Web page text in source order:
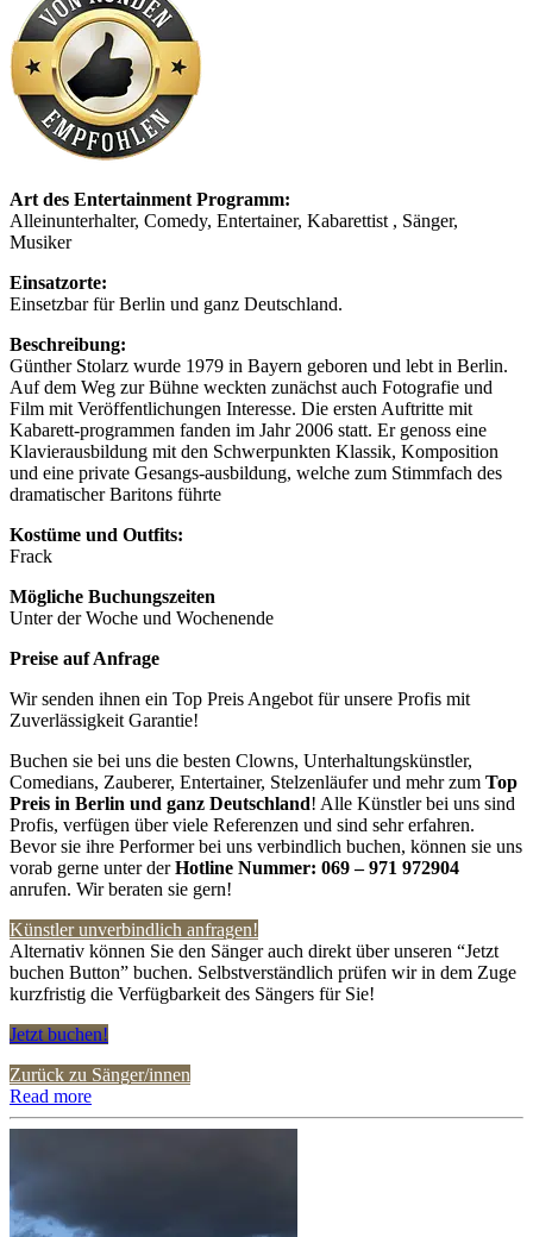
Art des Entertainment Programm:
Alleinunterhalter, Comedy, Entertainer, Kabarettist , Sänger,
Musiker
Einsatzorte:
Einsetzbar für Berlin und ganz Deutschland.
Beschreibung:
Günther Stolarz wurde 1979 in Bayern geboren und lebt in Berlin.
Auf dem Weg zur Bühne weckten zunächst auch Fotografie und
Film mit Veröffentlichungen Interesse. Die ersten Auftritte mit
Kabarett-programmen fanden im Jahr 2006 statt. Er genoss eine
Klavierausbildung mit den Schwerpunkten Klassik, Komposition
und eine private Gesangs-ausbildung, welche zum Stimmfach des
dramatischer Baritons führte
Kostüme und Outfits:
Frack
Mögliche Buchungszeiten
Unter der Woche und Wochenende
Preise auf Anfrage
Wir senden ihnen ein Top Preis Angebot für unsere Profis mit
Zuverlässigkeit Garantie!
Buchen sie bei uns die besten Clowns, Unterhaltungskünstler,
Comedians, Zauberer, Entertainer, Stelzenläufer und mehr zum Top
Preis in Berlin und ganz Deutschland! Alle Künstler bei uns sind
Profis, verfügen über viele Referenzen und sind sehr erfahren.
Bevor sie ihre Performer bei uns verbindlich buchen, können sie uns
vorab gerne unter derHotline Nummer: 069 – 971 972904
anrufen. Wir beraten sie gern!
Künstler unverbindlich anfragen!
Alternativ können Sie den Sänger auch direkt über unseren “Jetzt
buchen Button” buchen. Selbstverständlich prüfen wir in dem Zuge
kurzfristig die Verfügbarkeit des Sängers für Sie!
Jetzt buchen!
Zurück zu Sänger/innen
Read more